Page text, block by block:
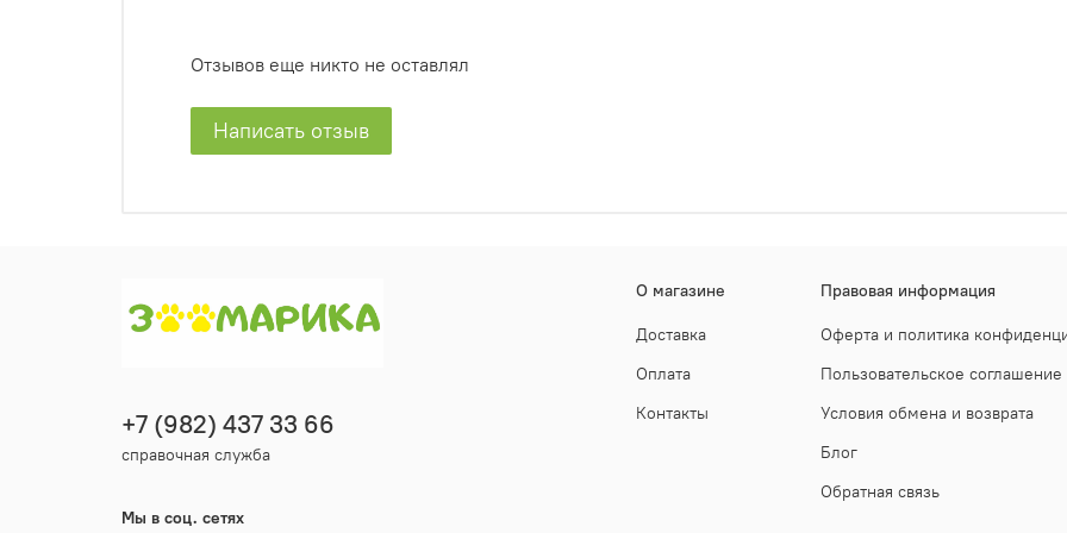
Отзывов еще никто не оставлял
Написать отзыв
О магазине
Доставка
Оплата
Контакты
Правовая информация
Оферта и политика
Пользовательское соглашение
Условия обмена и возврата
Блог
Обратная связь
+7 (982) 437 33 66
справочная служба
Мы в соц. сетях